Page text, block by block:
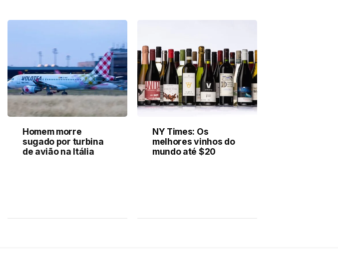
Homem morre
sugado por turbina
de avião na Itália
NY Times: Os
melhores vinhos do
mundo até $20